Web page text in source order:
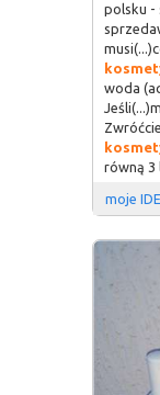
polsku -
woda
równą 3
moje